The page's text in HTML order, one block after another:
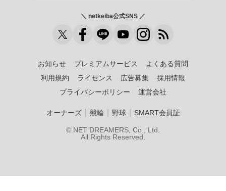
＼ netkeiba公式SNS ／
お知らせ プレミアムサービス
よくある質問
利用規約
ライセンス 広告募集
採用情報
プライバシーポリシー
運営会社
オーナーズ｜ 競輪 野球｜ SMART会員証
© NET DREAMERS, Co., Ltd.
All Rights Reserved.